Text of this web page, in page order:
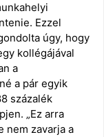
Ezzel
úgy, hogy
kollégájával
a
a pár egyik
százalék
„Ez arra
nem zavarja a